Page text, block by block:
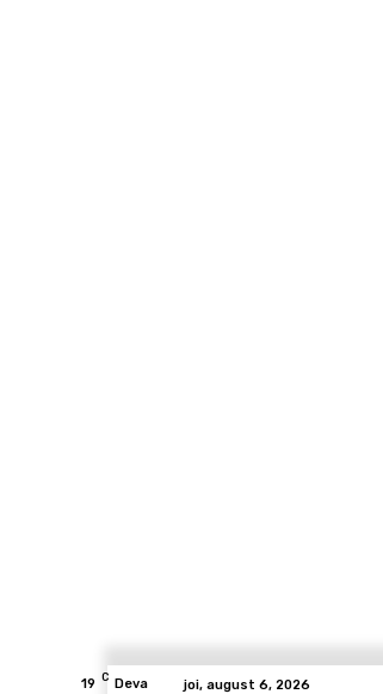
19 C Deva joi, august 6, 2026